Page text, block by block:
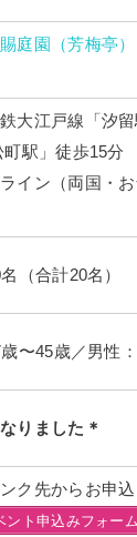
庭園（芳梅亭）
大江戸線「汐
駅」徒歩15分
イン（両国・
（合計20名）
〜45歳／男性
りました＊
ク先からお申
ント申込みフォー